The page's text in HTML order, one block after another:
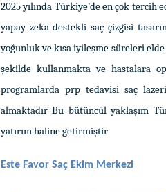
2025 yılında Türkiye’de en çok tercih
yapay zeka destekli saç çizgisi
yoğunluk ve kısa iyileşme süreleri
şekilde kullanmakta ve hastalara
programlarda prp tedavisi saç
almaktadır Bu bütüncül yaklaşım
yatırım haline getirmiştir
Este Favor Saç Ekim Merkezi